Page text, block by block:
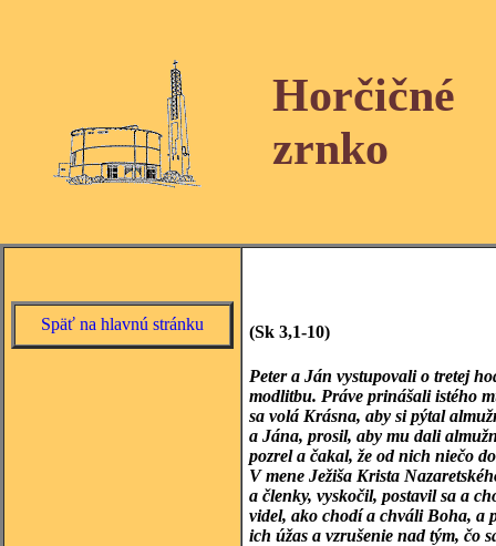
Horčičné
zrnko
Späť na hlavnú stránku (Sk 3,1-10)
Peter a Ján vystupovali o tretej
modlitbu. Práve prinášali istého
sa volá Krásna, aby si pýtal
a Jána, prosil, aby mu dali
pozrel a čakal, že od nich niečo
V mene Ježiša Krista
a členky, vyskočil, postavil sa a
videl, ako chodí a chváli Boha, a
ich úžas a vzrušenie nad tým, čo